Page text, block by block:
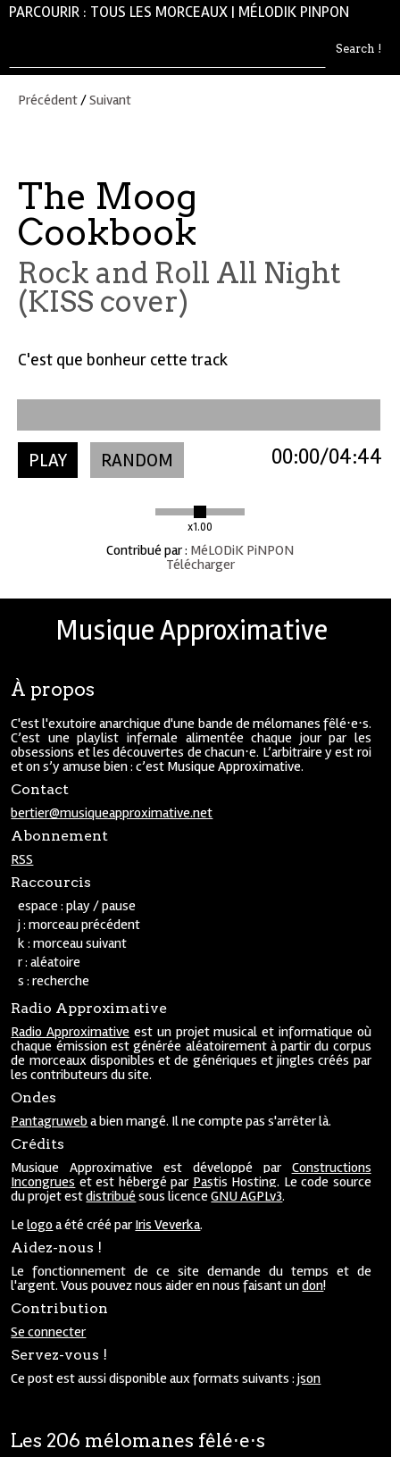
PARCOURIR : TOUS LES MORCEAUX | MÉLODIK PINPON
Précédent/Suivant
The Moog
Cookbook
Rock and Roll All Night
(KISS cover)
C'est que bonheur cette track
PLAY RANDOM
x1.00
04:44
00:00
Contribué par: MéLODiK PiNPON
Télécharger
Musique Approximative
À propos
C'est l'exutoire anarchique d'une bande de mélomanes fêlé⋅e⋅s.
C’est une playlist infernale alimentée chaque jour par les
obsessions et les découvertes de chacun⋅e. L’arbitraire y est roi
et on s’y amuse bien : c’est Musique Approximative.
Contact
bertier@musiqueapproximative.net
Abonnement
RSS
Raccourcis
espace : play / pause
j : morceau précédent
k : morceau suivant
r : aléatoire
s : recherche
Radio Approximative
Radio Approximative est un projet musical et informatique où
chaque émission est générée aléatoirement à partir du corpus
de morceaux disponibles et de génériques et jingles créés par
les contributeurs du site.
Ondes
Pantagruweba bien mangé. Il ne compte pas s'arrêter là.
Crédits
Musique Approximative est développé par Constructions
Incongrues et est hébergé par Pastis Hosting. Le code source
du projet estdistribué sous licenceGNU AGPLv3.
Lelogoa été créé par Iris Veverka.
Aidez-nous !
Le fonctionnement de ce site demande du temps et de
l'argent. Vous pouvez nous aider en nous faisant undon!
Contribution
Se connecter
Servez-vous !
Ce post est aussi disponible aux formats suivants :json
Les 206 mélomanes fêlé⋅e⋅s